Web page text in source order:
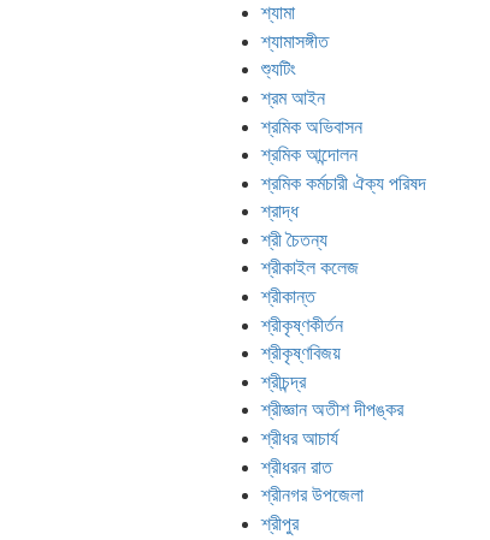
শ্যামা
শ্যামাসঙ্গীত
শ্যুটিং
শ্রম আইন
শ্রমিক অভিবাসন
শ্রমিক আন্দোলন
শ্রমিক কর্মচারী ঐক্য পরিষদ
শ্রাদ্ধ
শ্রী চৈতন্য
শ্রীকাইল কলেজ
শ্রীকান্ত
শ্রীকৃষ্ণকীর্তন
শ্রীকৃষ্ণবিজয়
শ্রীচন্দ্র
শ্রীজ্ঞান অতীশ দীপঙ্কর
শ্রীধর আচার্য
শ্রীধরন রাত
শ্রীনগর উপজেলা
শ্রীপুর